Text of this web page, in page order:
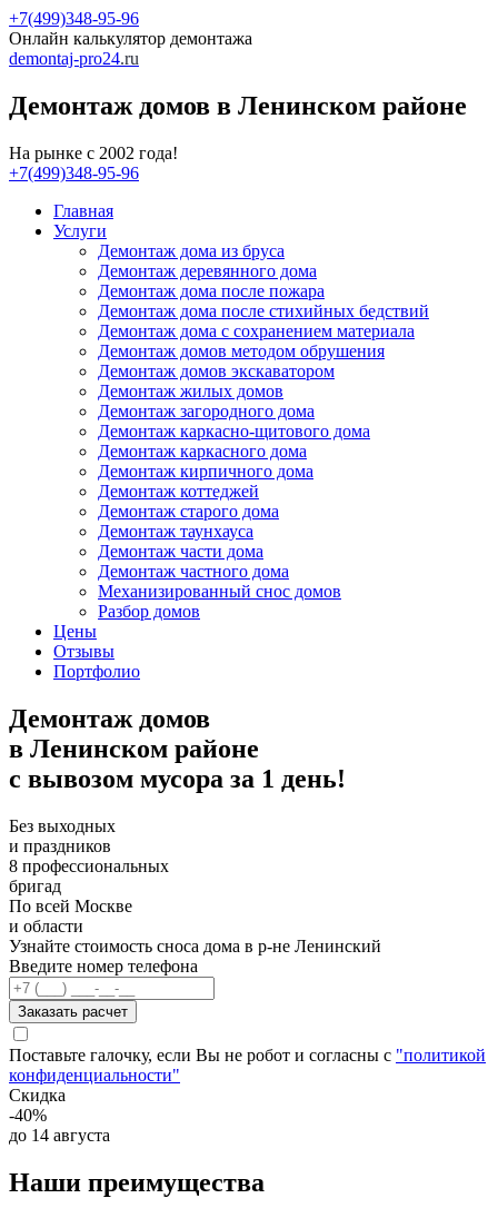
+7(499)348-95-96
Онлайн калькулятор демонтажа
demontaj-pro24.ru
Демонтаж домов в Ленинском районе
На рынке с 2002 года!
+7(499)348-95-96
Главная
Услуги
Демонтаж дома из бруса
Демонтаж деревянного дома
Демонтаж дома после пожара
Демонтаж дома после стихийных бедствий
Демонтаж дома с сохранением материала
Демонтаж домов методом обрушения
Демонтаж домов экскаватором
Демонтаж жилых домов
Демонтаж загородного дома
Демонтаж каркасно-щитового дома
Демонтаж каркасного дома
Демонтаж кирпичного дома
Демонтаж коттеджей
Демонтаж старого дома
Демонтаж таунхауса
Демонтаж части дома
Демонтаж частного дома
Механизированный снос домов
Разбор домов
Цены
Отзывы
Портфолио
Демонтаж домов
в Ленинском районе
с вывозом мусора за 1 день!
Без выходных
и праздников
8 профессиональных
бригад
По всей Москве
и области
Узнайте стоимость сноса дома в р-не Ленинский
Введите номер телефона
Заказать расчет
Поставьте галочку, если Вы не робот и согласны с "политикой
конфиденциальности"
Скидка
-40%
до 14 августа
Наши преимущества